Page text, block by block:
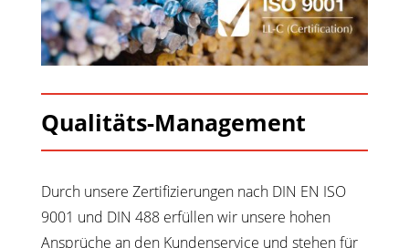
Qualitäts-Management
Durch unsere Zertifizierungen nach DIN EN ISO
9001 und DIN 488 erfüllen wir unsere hohen
Ansprüche an den Kundenservice und stehen für